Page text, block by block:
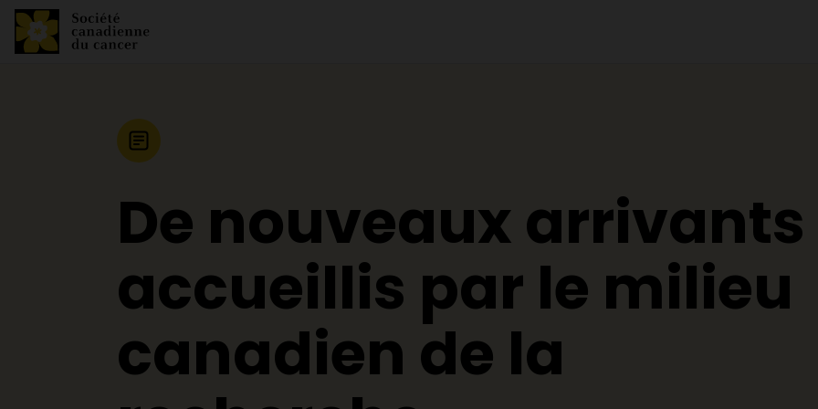
Nouvelle
De nouveaux arrivants
accueillis par le milieu
canadien de la